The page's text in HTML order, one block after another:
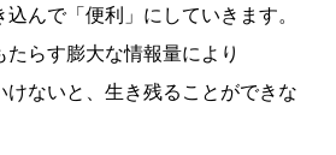
んで「便利」にしていきます。
らす膨大な情報量により
けないと、生き残ることができな